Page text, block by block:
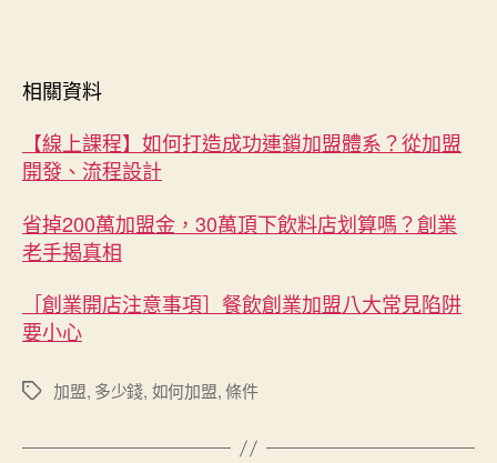
相關資料
【線上課程】如何打造成功連鎖加盟體系？從加盟
開發、流程設計
省掉200萬加盟金，30萬頂下飲料店划算嗎？創業
老手揭真相
［創業開店注意事項］餐飲創業加盟八大常見陷阱
要小心
標
加盟, 多少錢, 如何加盟,條件